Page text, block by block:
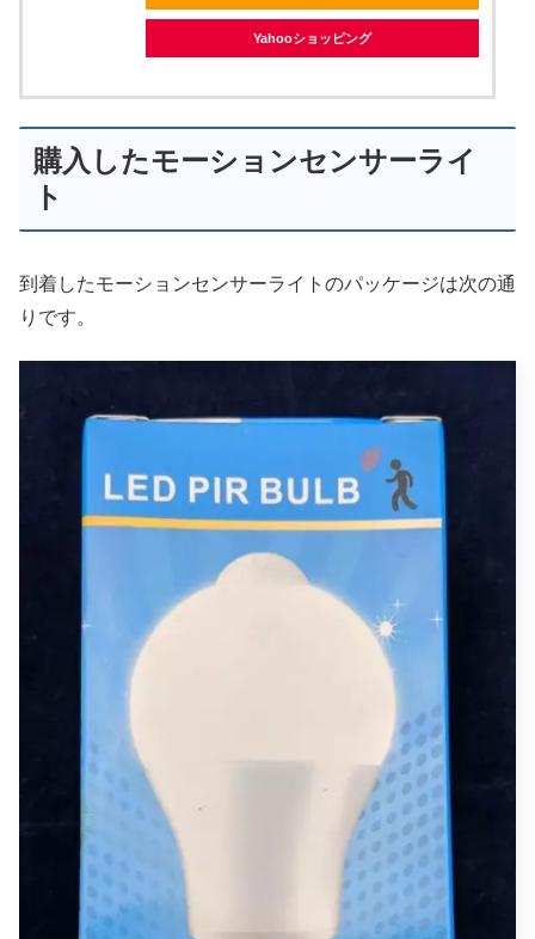
Yahooショッピング
購入したモーションセンサーライ
ト
到着したモーションセンサーライトのパッケージは次の通
りです。